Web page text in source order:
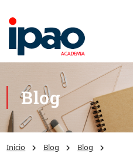
Blog
Inicio Blog
Blog